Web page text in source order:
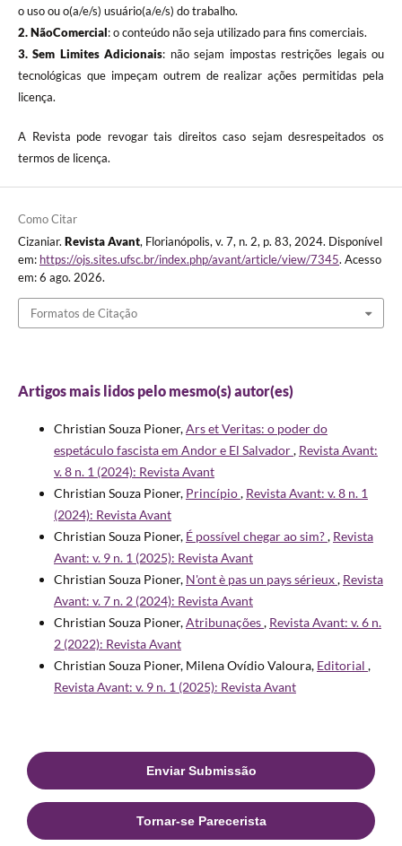
o uso ou o(a/e/s) usuário(a/e/s) do trabalho.
2. NãoComercial: o conteúdo não seja utilizado para fins comerciais.
3.Sem Limites Adicionais: não sejam impostas restrições legais ou
tecnológicas que impeçam outrem de realizar ações permitidas pela
licença.
A Revista pode revogar tais direitos caso sejam desrespeitados os
termos de licença.
Como Citar
Cizaniar. Revista Avant, Florianópolis, v. 7, n. 2, p. 83, 2024. Disponível
em: https://ojs.sites.ufsc.br/index.php/avant/article/view/7345. Acesso
em: 6 ago. 2026.
Formatos de Citação
Artigos mais lidos pelo mesmo(s) autor(es)
Christian Souza Pioner,Ars et Veritas: o poder do
espetáculo fascista em Andor e El Salvador, Revista Avant:
v. 8 n. 1 (2024): Revista Avant
Christian Souza Pioner, Princípio, Revista Avant: v. 8 n. 1
(2024): Revista Avant
Christian Souza Pioner, É possível chegar ao sim?, Revista
Avant: v. 9 n. 1 (2025): Revista Avant
Christian Souza Pioner, N'ont è pas un pays sérieux, Revista
Avant: v. 7 n. 2 (2024): Revista Avant
Christian Souza Pioner,Atribunações, Revista Avant: v. 6 n.
2 (2022): Revista Avant
Christian Souza Pioner, Milena Ovídio Valoura, Editorial ,
Revista Avant: v. 9 n. 1 (2025): Revista Avant
Enviar Submissão
Tornar-se Parecerista